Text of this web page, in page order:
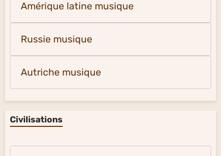
Amérique latine musique
Russie musique
Autriche musique
Civilisations